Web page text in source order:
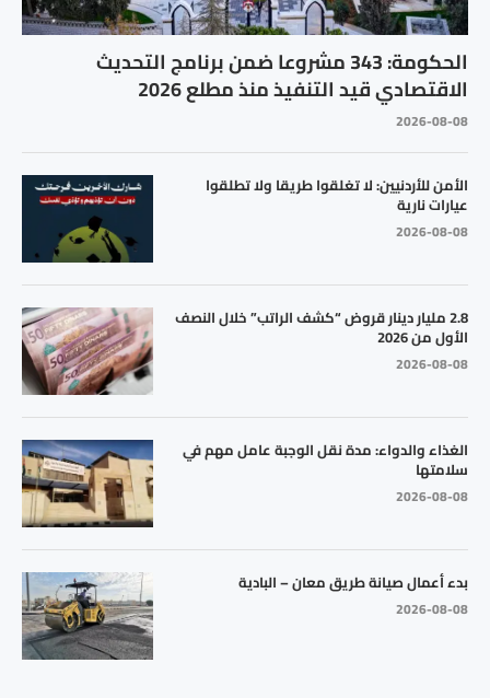
الحكومة: 343 مشروعا ضمن برنامج التحديث
الاقتصادي قيد التنفيذ منذ مطلع 2026
2026-08-08
الأمن للأردنيين: لا تغلقوا طريقا ولا تطلقوا
عيارات نارية
2026-08-08
2.8 مليار دينار قروض “كشف الراتب” خلال النصف
الأول من 2026
2026-08-08
الغذاء والدواء: مدة نقل الوجبة عامل مهم في
سلامتها
2026-08-08
بدء أعمال صيانة طريق معان – البادية
2026-08-08